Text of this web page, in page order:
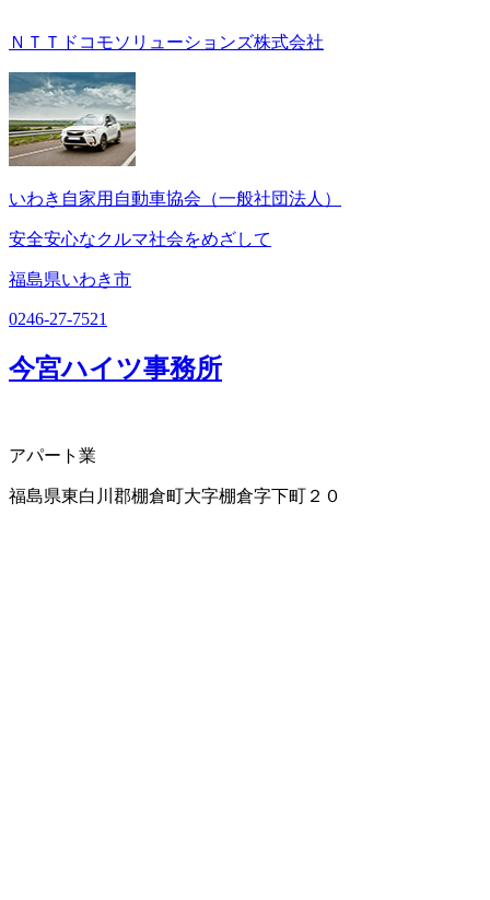
ＮＴＴドコモソリューションズ株式会社
いわき自家用自動車協会（一般社団法人）
安全安心なクルマ社会をめざして
福島県いわき市
0246-27-7521
今宮ハイツ事務所
アパート業
福島県東白川郡棚倉町大字棚倉字下町２０